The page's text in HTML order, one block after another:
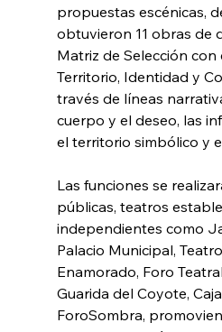
propuestas escénicas,
obtuvieron 11 obras de
Matriz de Selección con
Territorio, Identidad y
través de líneas
cuerpo y el deseo, las
el territorio simbólico y
Las funciones se
públicas, teatros
independientes como
Palacio Municipal,
Enamorado, Foro
Guarida del Coyote,
ForoSombra,